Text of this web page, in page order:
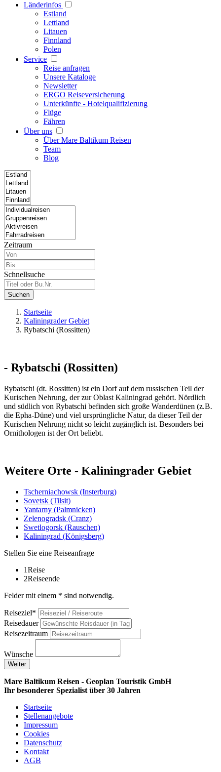
Länderinfos
Estland
Lettland
Litauen
Finnland
Polen
Service
Reise anfragen
Unsere Kataloge
Newsletter
ERGO Reiseversicherung
Unterkünfte - Hotelqualifizierung
Flüge
Fähren
Über uns
Über Mare Baltikum Reisen
Team
Blog
Zeitraum
Schnellsuche
Suchen
Startseite
Kaliningrader Gebiet
Rybatschi (Rossitten)
- Rybatschi (Rossitten)
Rybatschi (dt. Rossitten) ist ein Dorf auf dem russischen Teil der
Kurischen Nehrung, der zur Oblast Kaliningrad gehört. Nördlich
und südlich von Rybatschi befinden sich große Wanderdünen (z.B.
die Epha-Düne) und viel ursprüngliche Natur, da dieser Teil der
Kurischen Nehrung nicht so leicht zugänglich ist. Besonders bei
Ornithologen ist der Ort beliebt.
Weitere Orte - Kaliningrader Gebiet
Tscherniachowsk (Insterburg)
Sovetsk (Tilsit)
Yantarny (Palmnicken)
Zelenogradsk (Cranz)
Swetlogorsk (Rauschen)
Kaliningrad (Königsberg)
Stellen Sie eine Reiseanfrage
1Reise
2Reiseende
Felder mit einem * sind notwendig.
Reiseziel*
Reisedauer
Reisezeitraum
Wünsche
Weiter
Mare Baltikum Reisen - Geoplan Touristik GmbH
Ihr besonderer Spezialist über 30 Jahren
Startseite
Stellenangebote
Impressum
Cookies
Datenschutz
Kontakt
AGB